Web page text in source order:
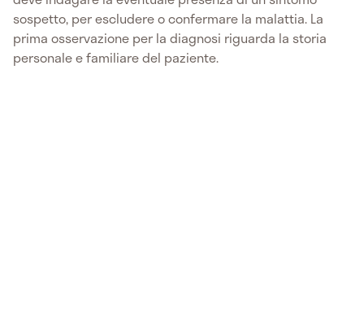
sospetto, per escludere o confermare la malattia. La
prima osservazione per la diagnosi riguarda la storia
personale e familiare del paziente.